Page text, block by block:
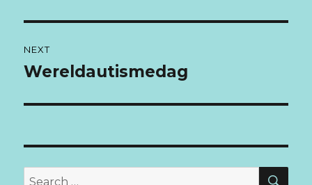
NEXT
Next
Wereldautismedag
Search